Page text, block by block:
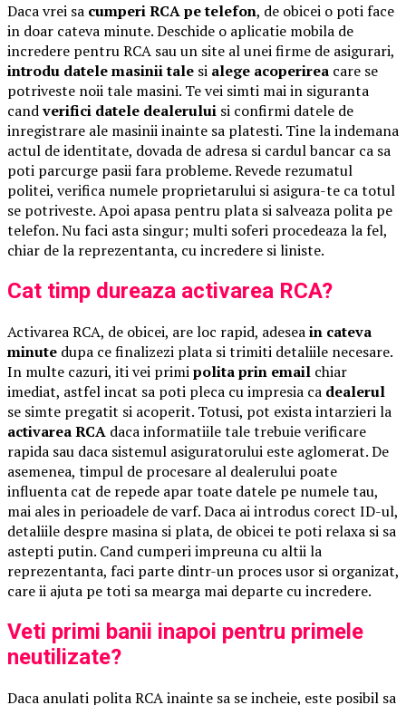
Daca vrei sa cumperi RCA pe telefon, de obicei o poti face
in doar cateva minute. Deschide o aplicatie mobila de
incredere pentru RCA sau un site al unei firme de asigurari,
introdu datele masinii tale si alege acoperirea care se
potriveste noii tale masini. Te vei simti mai in siguranta
candverifici datele dealerului si confirmi datele de
inregistrare ale masinii inainte sa platesti. Tine la indemana
actul de identitate, dovada de adresa si cardul bancar ca sa
poti parcurge pasii fara probleme. Revede rezumatul
politei, verifica numele proprietarului si asigura-te ca totul
se potriveste. Apoi apasa pentru plata si salveaza polita pe
telefon. Nu faci asta singur; multi soferi procedeaza la fel,
chiar de la reprezentanta, cu incredere si liniste.
Cat timp dureaza activarea RCA?
Activarea RCA, de obicei, are loc rapid, adeseain cateva
minute dupa ce finalizezi plata si trimiti detaliile necesare.
In multe cazuri, iti vei primipolita prin email chiar
imediat, astfel incat sa poti pleca cu impresia ca dealerul
se simte pregatit si acoperit. Totusi, pot exista intarzieri la
activarea RCA daca informatiile tale trebuie verificare
rapida sau daca sistemul asiguratorului este aglomerat. De
asemenea, timpul de procesare al dealerului poate
influenta cat de repede apar toate datele pe numele tau,
mai ales in perioadele de varf. Daca ai introdus corect ID-ul,
detaliile despre masina si plata, de obicei te poti relaxa si sa
astepti putin. Cand cumperi impreuna cu altii la
reprezentanta, faci parte dintr-un proces usor si organizat,
care ii ajuta pe toti sa mearga mai departe cu incredere.
Veti primi banii inapoi pentru primele
neutilizate?
Daca anulati polita RCA inainte sa se incheie, este posibil sa